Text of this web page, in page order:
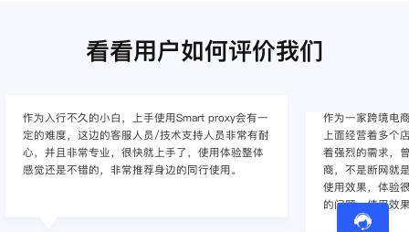
看看用户如何评价我们
作为入行不久的小白，上手使用Smart proxy会有一
定的难度，这边的客服人员/技术支持人员非常有耐
心，并且非常专业，很快就上手了，使用体验整体
感觉还是不错的，非常推荐身边的同行使用。
作为一家跨境电
上面经营着多个
着强烈的需求，
商，不是断网就
使用效果，体验
的问题，使用效